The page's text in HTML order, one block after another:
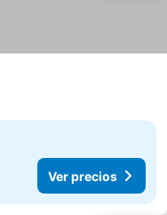
Ver precios